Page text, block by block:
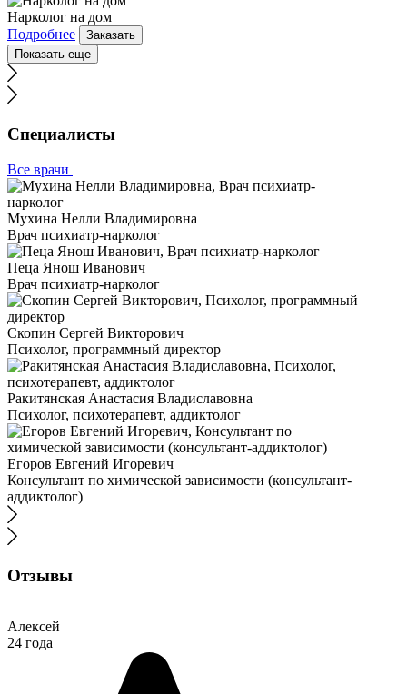
Нарколог на дом
Подробнее
Заказать
Показать еще
Специалисты
Все врачи
Мухина Нелли Владимировна
Врач психиатр-нарколог
Пеца Янош Иванович
Врач психиатр-нарколог
Скопин Сергей Викторович
Психолог, программный директор
Ракитянская Анастасия Владиславовна
Психолог, психотерапевт, аддиктолог
Егоров Евгений Игоревич
Консультант по химической зависимости (консультант-
аддиктолог)
Отзывы
Алексей
24 года